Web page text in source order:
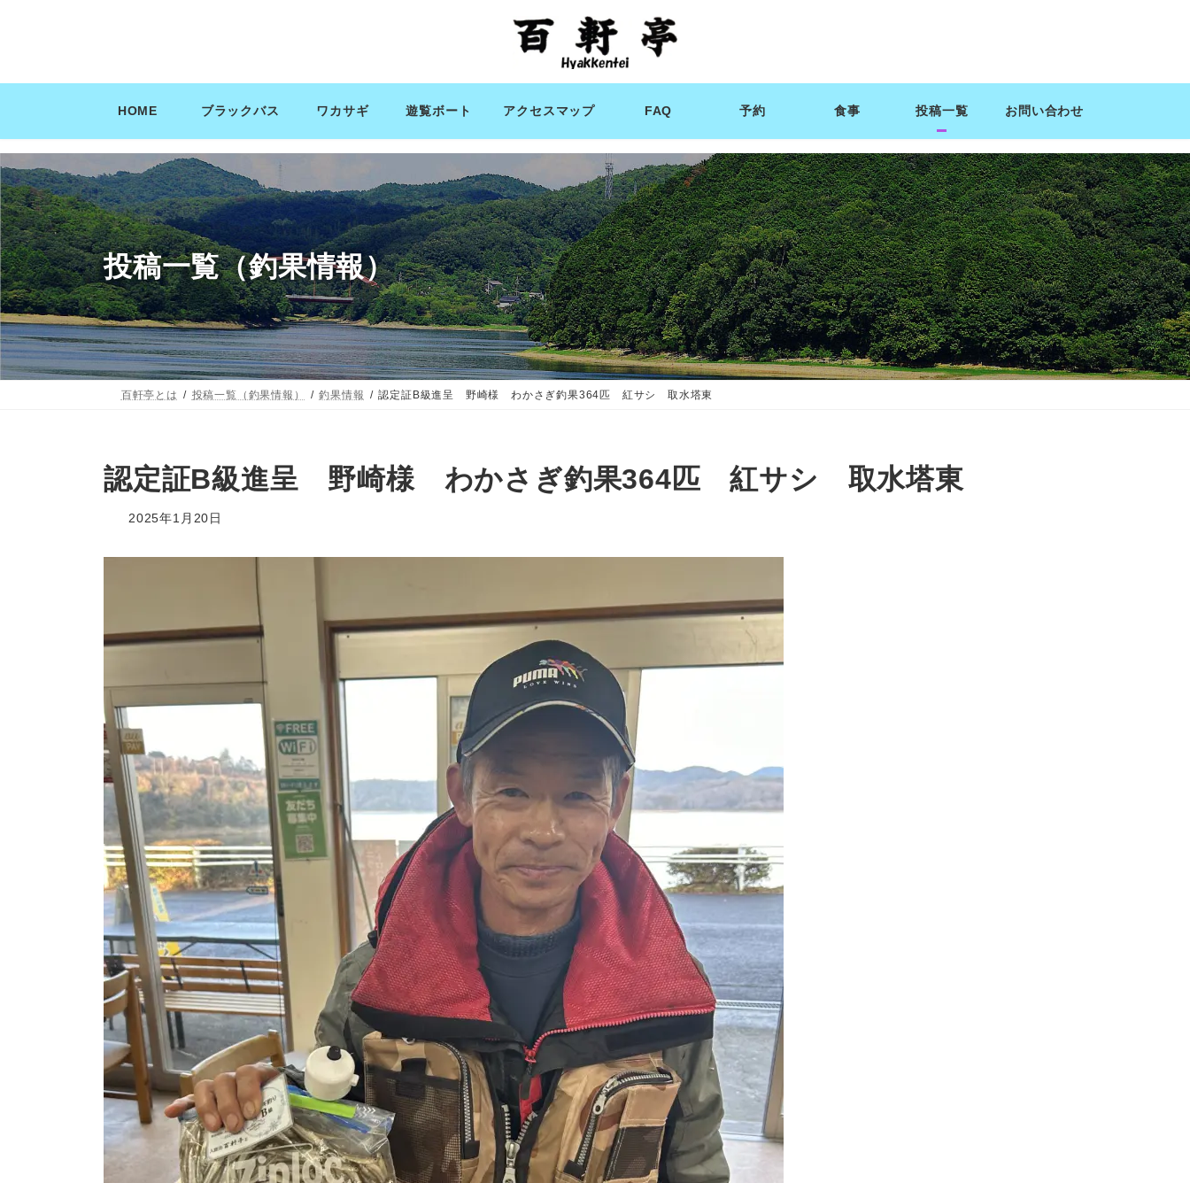
ン
ス
キ
ッ
プ
ー
ン
に
移
動
HOME ブラックバス ワカサギ 遊覧ボート アクセスマップ FAQ 予約 食事 投稿一覧 お問い合わせ
投稿一覧（釣果情報）
百軒亭とは 投稿一覧（釣果情報） 釣果情報 認定証B級進呈 野崎様 わかさぎ釣果364匹 紅サシ 取水塔東
認定証B級進呈 野崎様 わかさぎ釣果364匹 紅サシ 取水塔東
2025年1月20日